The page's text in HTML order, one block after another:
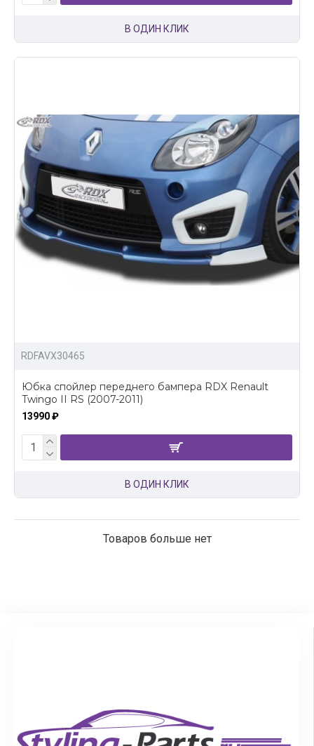
В ОДИН КЛИК
RDFAVX30465
Юбка спойлер переднего бампера RDX Renault
Twingo II RS (2007-2011)
13990 ₽
В ОДИН КЛИК
Товаров больше нет